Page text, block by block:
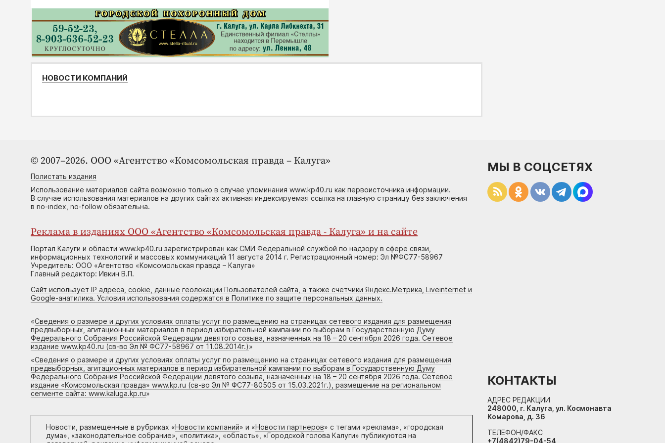
НОВОСТИ КОМПАНИЙ
© 2007–2026. ООО «Агентство «Комсомольская правда – Калуга»
Полистать издания
Использование материалов сайта возможно только в случае упоминания www.kp40.ru как первоисточника информации.
В случае использования материалов на других сайтах активная индексируемая ссылка на главную страницу без заключения
в no-index, no-follow обязательна.
Реклама в изданиях ООО «Агентство «Комсомольская правда - Калуга» и на сайте
Портал Калуги и области www.kp40.ru зарегистрирован как СМИ Федеральной службой по надзору в сфере связи,
информационных технологий и массовых коммуникаций 11 августа 2014 г. Регистрационный номер: Эл №ФС77-58967
Учредитель: ООО «Агентство «Комсомольская правда – Калуга»
Главный редактор: Ивкин В.П.
Сайт использует IP адреса, cookie, данные геолокации Пользователей сайта, а также счетчики Яндекс.Метрика, Liveinternet и
Google-анатилика. Условия использования содержатся в Политике по защите персональных данных.
«Сведения о размере и других условиях оплаты услуг по размещению на страницах сетевого издания для размещения
предвыборных, агитационных материалов в период избирательной кампании по выборам в Государственную Думу
Федерального Собрания Российской Федерации девятого созыва, назначенных на 18 – 20 сентября 2026 года. Сетевое
издание www.kp40.ru (св-во Эл № ФС77-58967 от 11.08.2014г.)»
«Сведения о размере и других условиях оплаты услуг по размещению на страницах сетевого издания для размещения
предвыборных, агитационных материалов в период избирательной кампании по выборам в Государственную Думу
Федерального Собрания Российской Федерации девятого созыва, назначенных на 18 – 20 сентября 2026 года. Сетевое
издание «Комсомольская правда» www.kp.ru (св-во Эл № ФС77-80505 от 15.03.2021г.), размещение на региональном
сегменте сайта: www.kaluga.kp.ru»
Новости, размещенные в рубриках «Новости компаний» и «Новости партнеров» с тегами «реклама», «городская
дума», «законодательное собрание», «политика», «область», «Городской голова Калуги» публикуются на
МЫ В СОЦСЕТЯХ
КОНТАКТЫ
АДРЕС РЕДАКЦИИ
248000, г. Калуга, ул. Космонавта
Комарова, д. 36
ТЕЛЕФОН/ФАКС
+7(4842)79-04-54